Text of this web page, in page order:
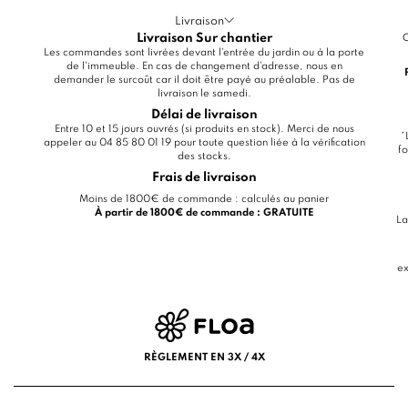
Livraison
Livraison Sur chantier
Les commandes sont livrées devant l'entrée du jardin ou à la porte
de l'immeuble. En cas de changement d'adresse, nous en
demander le surcoût car il doit être payé au préalable. Pas de
livraison le samedi.
Délai de livraison
Entre 10 et 15 jours ouvrés (si produits en stock). Merci de nous
appeler au 04 85 80 01 19 pour toute question liée à la vérification
des stocks.
Frais de livraison
Moins de 1800€ de commande : calculés au panier
À partir de 1800€ de commande : GRATUITE
RÈGLEMENT EN 3X / 4X